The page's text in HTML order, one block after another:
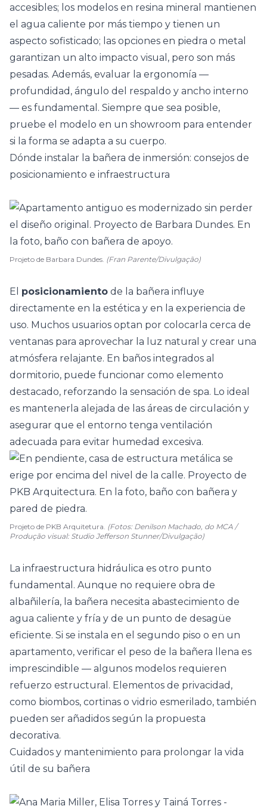
accesibles; los modelos en resina mineral mantienen
el agua caliente por más tiempo y tienen un
aspecto sofisticado; las opciones en piedra o metal
garantizan un alto impacto visual, pero son más
pesadas. Además, evaluar la ergonomía —
profundidad, ángulo del respaldo y ancho interno
— es fundamental. Siempre que sea posible,
pruebe el modelo en un showroom para entender
si la forma se adapta a su cuerpo.
Dónde instalar la bañera de inmersión: consejos de
posicionamiento e infraestructura
Projeto de Barbara Dundes. (Fran Parente/Divulgação)
El posicionamiento de la bañera influye
directamente en la estética y en la experiencia de
uso. Muchos usuarios optan por colocarla cerca de
ventanas para aprovechar la luz natural y crear una
atmósfera relajante. En baños integrados al
dormitorio, puede funcionar como elemento
destacado, reforzando la sensación de spa. Lo ideal
es mantenerla alejada de las áreas de circulación y
asegurar que el entorno tenga ventilación
adecuada para evitar humedad excesiva.
Projeto de PKB Arquitetura. (Fotos: Denilson Machado, do MCA /
Produção visual: Studio Jefferson Stunner/Divulgação)
La infraestructura hidráulica es otro punto
fundamental. Aunque no requiere obra de
albañilería, la bañera necesita abastecimiento de
agua caliente y fría y de un punto de desagüe
eficiente. Si se instala en el segundo piso o en un
apartamento, verificar el peso de la bañera llena es
imprescindible — algunos modelos requieren
refuerzo estructural. Elementos de privacidad,
como biombos, cortinas o vidrio esmerilado, también
pueden ser añadidos según la propuesta
decorativa.
Cuidados y mantenimiento para prolongar la vida
útil de su bañera